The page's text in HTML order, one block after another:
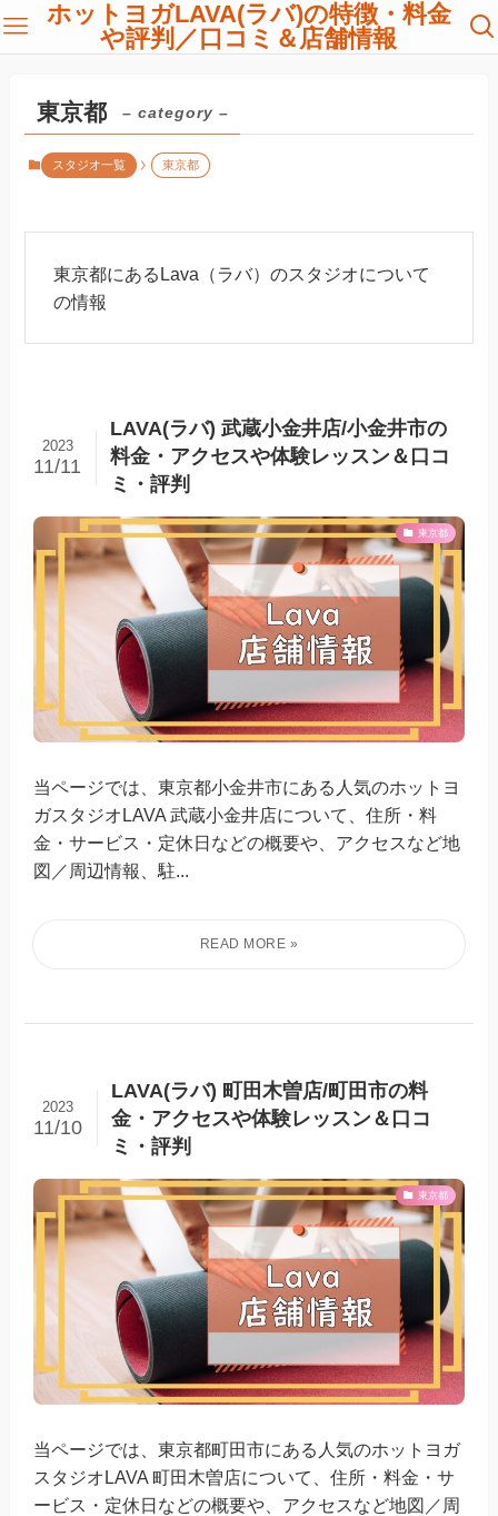
ホットヨガLAVA(ラバ)の特徴・料金
や評判／口コミ＆店舗情報
東京都 – category –
スタジオ一覧 東京都
東京都にあるLava（ラバ）のスタジオについて
の情報
LAVA(ラバ) 武蔵小金井店/小金井市の
料金・アクセスや体験レッスン＆口コ
ミ・評判
2023
11/11
東京都
当ページでは、東京都小金井市にある人気のホットヨ
ガスタジオLAVA 武蔵小金井店について、住所・料
金・サービス・定休日などの概要や、アクセスなど地
図／周辺情報、駐...
LAVA(ラバ) 町田木曽店/町田市の料
金・アクセスや体験レッスン＆口コ
ミ・評判
2023
11/10
東京都
当ページでは、東京都町田市にある人気のホットヨガ
スタジオLAVA 町田木曽店について、住所・料金・サ
ービス・定休日などの概要や、アクセスなど地図／周